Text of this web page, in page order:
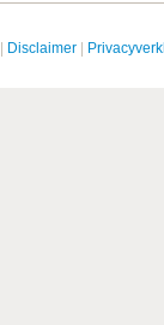
Disclaimer